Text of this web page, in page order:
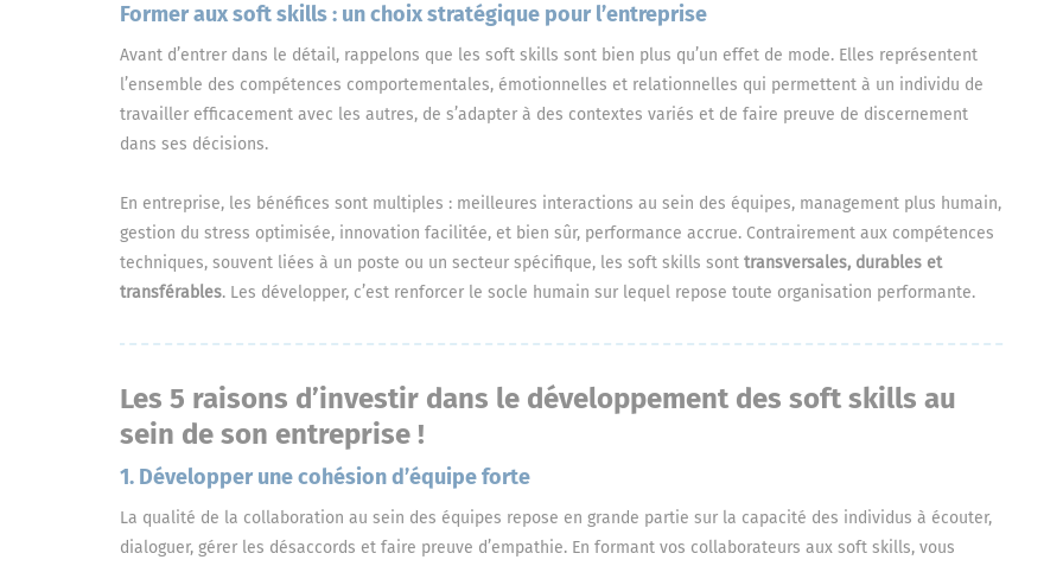
Former aux soft skills : un choix stratégique pour l’entreprise
Avant d’entrer dans le détail, rappelons que les soft skills sont bien plus qu’un effet de mode. Elles représentent
l’ensemble des compétences comportementales, émotionnelles et relationnelles qui permettent à un individu de
travailler efficacement avec les autres, de s’adapter à des contextes variés et de faire preuve de discernement
dans ses décisions.
En entreprise, les bénéfices sont multiples : meilleures interactions au sein des équipes, management plus humain,
gestion du stress optimisée, innovation facilitée, et bien sûr, performance accrue. Contrairement aux compétences
techniques, souvent liées à un poste ou un secteur spécifique, les soft skills sont transversales, durables et
transférables. Les développer, c’est renforcer le socle humain sur lequel repose toute organisation performante.
Les 5 raisons d’investir dans le développement des soft skills au
sein de son entreprise !
1. Développer une cohésion d’équipe forte
La qualité de la collaboration au sein des équipes repose en grande partie sur la capacité des individus à écouter,
dialoguer, gérer les désaccords et faire preuve d’empathie. En formant vos collaborateurs aux soft skills, vous